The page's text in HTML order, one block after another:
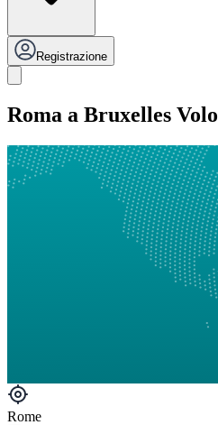
Registrazione
Roma a Bruxelles Volo
Rome